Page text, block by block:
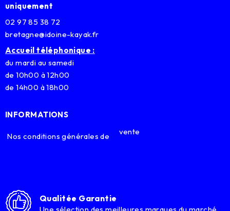
uniquement
02 97 85 38 72
bretagne@idoine-kayak.fr
Accueil téléphonique :
du mardi au samedi
de 10h00 à 12h00
de 14h00 à 18h00
INFORMATIONS
Nos conditions générales de vente
Qualitée Garantie